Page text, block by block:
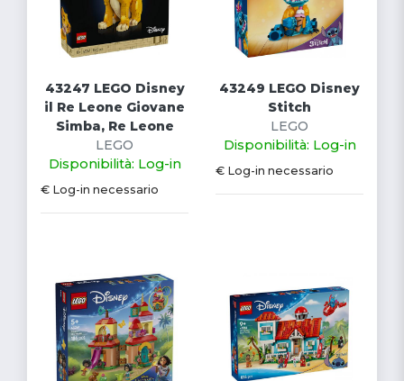
43247 LEGO Disney
il Re Leone Giovane
Simba, Re Leone
LEGO
Disponibilità: Log-in
€ Log-in necessario
43249 LEGO Disney
Stitch
LEGO
Disponibilità: Log-in
€ Log-in necessario